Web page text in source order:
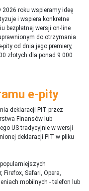
roku wspieramy ideę
i wspiera konkretne
bezpłatnej wersji on-line
do otrzymania
od dnia jego premiery,
złotych dla ponad 9 000
e-pity
deklaracji PIT przez
Finansów lub
US tradycyjnie w wersji
deklaracji PIT w pliku
Safari, Opera,
mobilnych - telefon lub